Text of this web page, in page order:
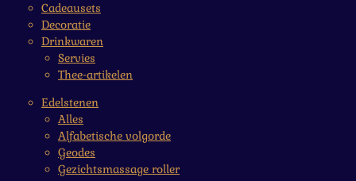
Cadeausets
Decoratie
Drinkwaren
Servies
Thee-artikelen
Edelstenen
Alles
Alfabetische volgorde
Geodes
Gezichtsmassage roller